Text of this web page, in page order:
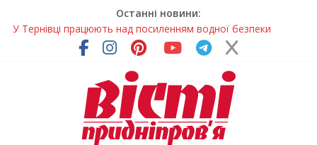
Останні новини:
У Тернівці працюють над посиленням водної безпеки
На Дніпропетровщині різко зросла кількість пожеж в
У Самарі провели незвичайний майстер-клас
Світлові рішення майстрів із Дніпра визнали найкращими в
Засинання після півночі може негативно впливати на